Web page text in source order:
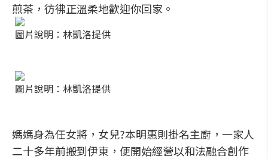
煎茶，彷彿正溫柔地歡迎你回家。
圖片說明：林凱洛提供
圖片說明：林凱洛提供
媽媽身為任女將，女兒?本明惠則掛名主廚，一家人
二十多年前搬到伊東，便開始經營以和法融合創作